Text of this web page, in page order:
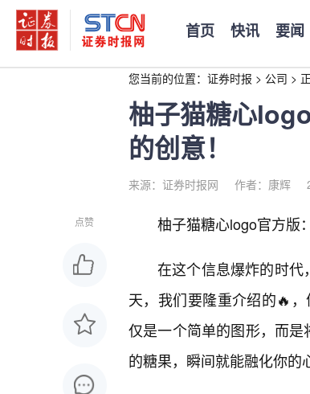
首页 快讯 要闻
您当前的位置： 证券时报 > 公司 >
柚子猫糖心
的创意！
来源：证券时报网 作者：康辉
点赞 柚子猫糖心logo官方版
在这个信息爆炸的时
天，我们要隆重介绍的🔥
仅是一个简单的图形，而
的糖果，瞬间就能融化你的